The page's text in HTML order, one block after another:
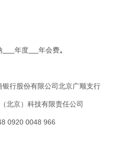
年度 年会费。
银行股份有限公司北京广顺支行
北京）科技有限责任公司
0920 0048 966